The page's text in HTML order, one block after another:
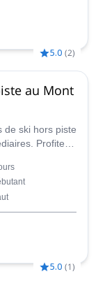
5.0 (2)
au Mont
de ski hors piste
Profitez-
5.0 (1)